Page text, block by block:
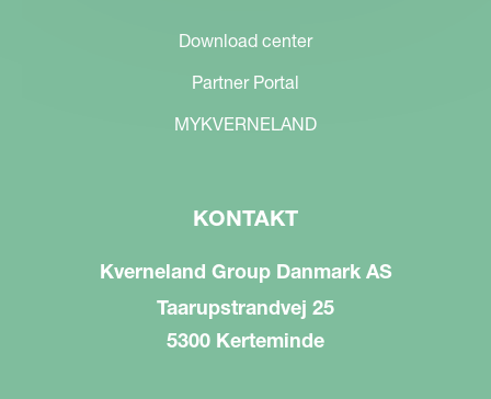
Download center
Partner Portal
MYKVERNELAND
KONTAKT
Kverneland Group Danmark AS
Taarupstrandvej 25
5300 Kerteminde